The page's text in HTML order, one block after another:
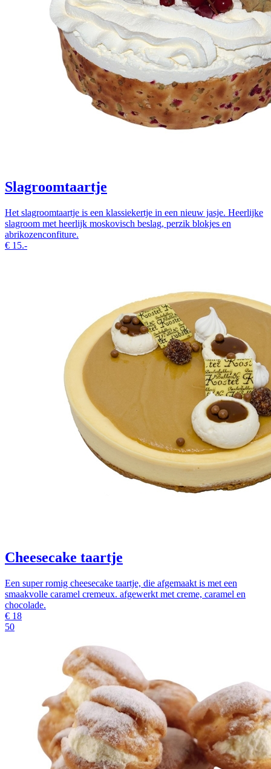
Slagroomtaartje
Het slagroomtaartje is een klassiekertje in een nieuw jasje. Heerlijke
slagroom met heerlijk moskovisch beslag, perzik blokjes en
abrikozenconfiture.
€ 15.-
Cheesecake taartje
Een super romig cheesecake taartje, die afgemaakt is met een
smaakvolle caramel cremeux. afgewerkt met creme, caramel en
chocolade.
€ 18
50